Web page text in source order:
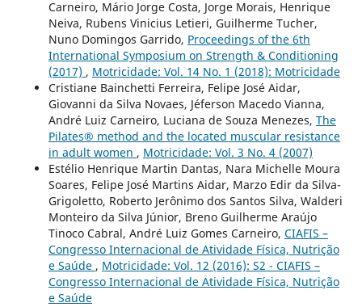
Carneiro, Mário Jorge Costa, Jorge Morais, Henrique
Neiva, Rubens Vinicius Letieri, Guilherme Tucher,
Nuno Domingos Garrido, Proceedings of the 6th
International Symposium on Strength & Conditioning
(2017) , Motricidade: Vol. 14 No. 1 (2018): Motricidade
Cristiane Bainchetti Ferreira, Felipe José Aidar,
Giovanni da Silva Novaes, Jéferson Macedo Vianna,
André Luiz Carneiro, Luciana de Souza Menezes, The
Pilates® method and the located muscular resistance
in adult women , Motricidade: Vol. 3 No. 4 (2007)
Estélio Henrique Martin Dantas, Nara Michelle Moura
Soares, Felipe José Martins Aidar, Marzo Edir da Silva-
Grigoletto, Roberto Jerônimo dos Santos Silva, Walderi
Monteiro da Silva Júnior, Breno Guilherme Araújo
Tinoco Cabral, André Luiz Gomes Carneiro, CIAFIS –
Congresso Internacional de Atividade Física, Nutrição
e Saúde , Motricidade: Vol. 12 (2016): S2 - CIAFIS –
Congresso Internacional de Atividade Física, Nutrição
e Saúde